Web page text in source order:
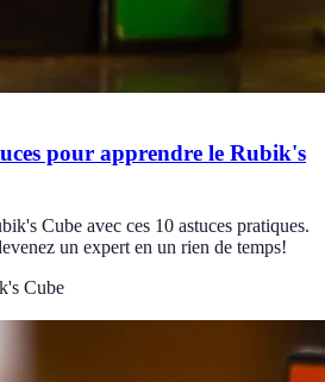
pour apprendre le Rubik's
Cube avec ces 10 astuces pratiques.
un expert en un rien de temps!
Cube